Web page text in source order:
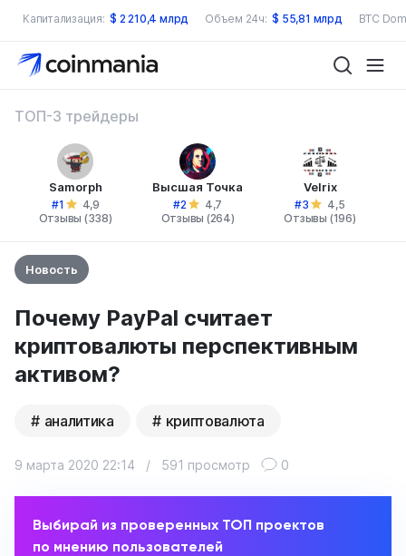
Капитализация: $ 2 210,4 млрд Объем 24ч: $ 55,81 млрд BTC
ТОП-3 трейдеры
Samorph
#1
4,9
Отзывы (338)
Высшая Точка
#2
4,7
Отзывы (264)
Velrix
#3
4,5
Отзывы (196)
Новость
Почему PayPal считает
криптовалюты перспективным
активом?
аналитика криптовалюта
9 марта 2020 22:14 / 591 просмотр 0
Выбирай из проверенных ТОП проектов
по мнению пользователей